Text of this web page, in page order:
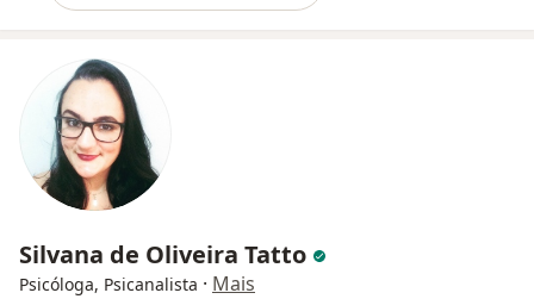
Silvana de Oliveira Tatto
Psicóloga, Psicanalista · Mais